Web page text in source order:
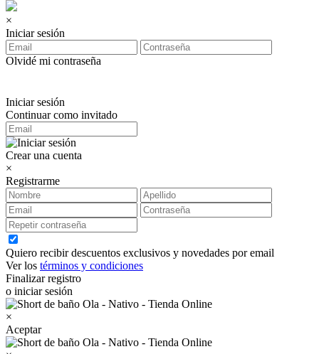
×
Iniciar sesión
Olvidé mi contraseña
Iniciar sesión
Continuar como invitado
Crear una cuenta
×
Registrarme
Quiero recibir descuentos exclusivos y novedades por email
Ver los términos y condiciones
Finalizar registro
o iniciar sesión
×
Aceptar